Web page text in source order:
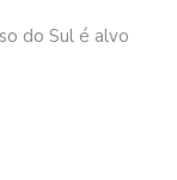
do Sul é alvo